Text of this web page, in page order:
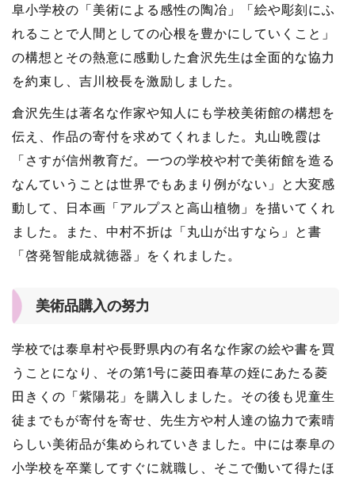
阜小学校の「美術による感性の陶冶」「絵や彫刻にふ
れることで人間としての心根を豊かにしていくこと」
の構想とその熱意に感動した倉沢先生は全面的な協力
を約束し、吉川校長を激励しました。
倉沢先生は著名な作家や知人にも学校美術館の構想を
伝え、作品の寄付を求めてくれました。丸山晩霞は
「さすが信州教育だ。一つの学校や村で美術館を造る
なんていうことは世界でもあまり例がない」と大変感
動して、日本画「アルプスと高山植物」を描いてくれ
ました。また、中村不折は「丸山が出すなら」と書
「啓発智能成就徳器」をくれました。
美術品購入の努力
学校では泰阜村や長野県内の有名な作家の絵や書を買
うことになり、その第1号に菱田春草の姪にあたる菱
田きくの「紫陽花」を購入しました。その後も児童生
徒までもが寄付を寄せ、先生方や村人達の協力で素晴
らしい美術品が集められていきました。中には泰阜の
小学校を卒業してすぐに就職し、そこで働いて得たほ